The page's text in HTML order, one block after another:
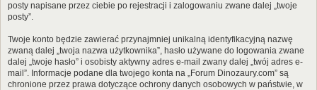
posty napisane przez ciebie po rejestracji i zalogowaniu zwane dalej „twoje
posty”.
Twoje konto będzie zawierać przynajmniej unikalną identyfikacyjną nazwę
zwaną dalej „twoja nazwa użytkownika”, hasło używane do logowania zwane
dalej „twoje hasło” i osobisty aktywny adres e-mail zwany dalej „twój adres e-
mail”. Informacje podane dla twojego konta na „Forum Dinozaury.com” są
chronione przez prawa dotyczące ochrony danych osobowych w państwie, w